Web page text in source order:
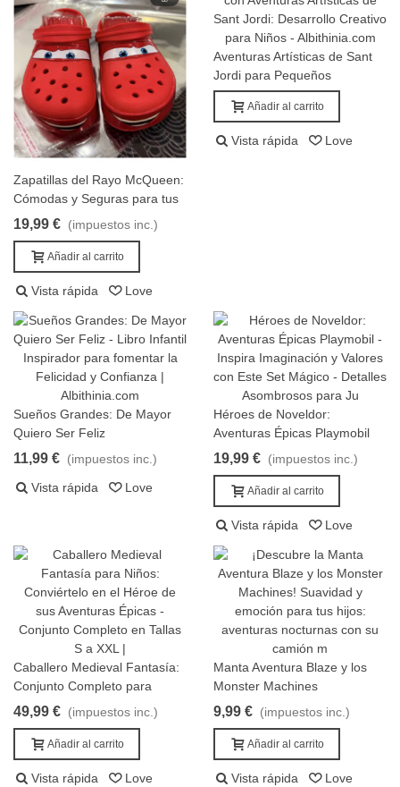
crea una parrilla de salida que no falla en cumples ni fines de
semana.,Cars: juguetes y regalos | Albithinia,Coches, pistas y
accesorios de Cars. Monta tu circuito y cómpralo hoy.,cars,
coches juguete, pistas, die-cast, mochilas,cars,cars-
albithinia.webp,,,,,,,,,,,,,,,,,,,
Añadir al carrito
Zapatillas del Rayo McQueen:
Cómodas y Seguras para tus
Aventuras
19,99 € (impuestos inc.)
Añadir al carrito
Vista rápida Love
Aventuras Artísticas de Sant
Jordi para Pequeños
Exploradores
Añadir al carrito
Vista rápida Love
Vista rápida
Sueños Grandes: De Mayor
Quiero Ser Feliz
11,99 € (impuestos inc.)
Vista rápida
Love
Añadir al carrito
Héroes de Noveldor:
Aventuras Épicas Playmobil
19,99 € (impuestos inc.)
Añadir al carrito
Vista rápida Love
Añadir al carrito
Caballero Medieval Fantasía:
Conjunto Completo para
Aventuras en Tallas S a XXL
49,99 € (impuestos inc.)
Añadir al carrito
Vista rápida Love
Añadir al carrito
Manta Aventura Blaze y los
Monster Machines
9,99 € (impuestos inc.)
Añadir al carrito
Vista rápida Love